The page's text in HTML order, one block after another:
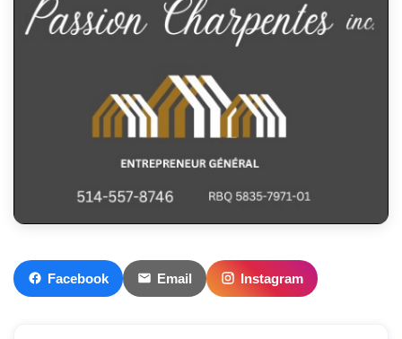
Facebook Email Instagram